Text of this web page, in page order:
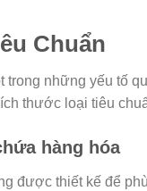
Chuẩn
những yếu tố
thước loại tiêu
hàng hóa
được thiết kế để